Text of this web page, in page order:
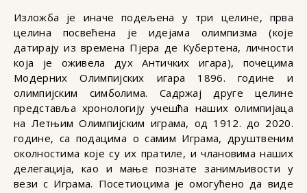
Изложба је иначе подељена у три целине, прва
целина посвећена је идејама олимпизма (које
датирају из времена Пјера де Кубертена, личности
која је оживела дух Античких игара), почецима
Модерних Олимпијских игара 1896. године и
олимпијским симболима. Садржај друге целине
представља хронологију учешћа наших олимпијаца
на Летњим Олимпијским играма, од 1912. до 2020.
године, са подацима о самим Играма, друштвеним
околностима које су их пратиле, и члановима наших
делегација, као и мање познате занимљивости у
вези с Играма. Посетиоцима је омогућено да виде